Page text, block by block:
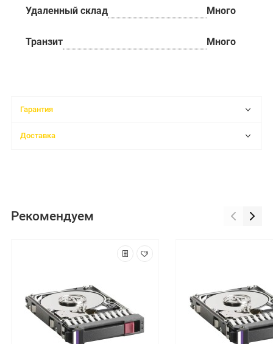
Удаленный склад Много
Транзит Много
Гарантия
Доставка
Рекомендуем